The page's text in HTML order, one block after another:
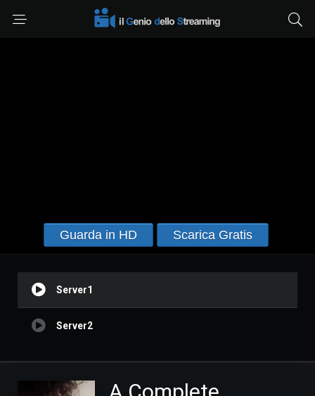
Guarda in HD Scarica Gratis
Server1
Server2